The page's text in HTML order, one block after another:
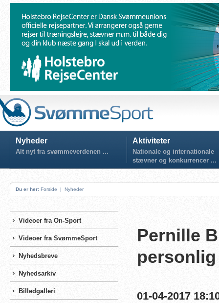
Nyheder
Alt nyt fra svømmeverdenen ...
Aktiviteter
Nationale og internationale
stævner og konkurrencer ...
Du er her: Forside | Nyheder
Videoer fra On-Sport
Videoer fra SvømmeSport
Nyhedsbreve
Nyhedsarkiv
Billedgalleri
Pernille
01-04-2017